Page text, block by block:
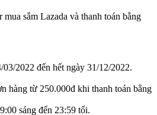
sắm Lazada và thanh toán bằng
2022 đến hết ngày 31/12/2022.
hàng từ 250.000đ khi thanh toán bằng
sáng đến 23:59 tối.